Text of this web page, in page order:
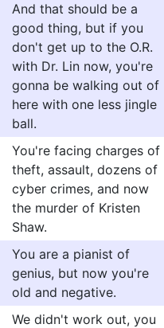
And that should be a
good thing, but if you
don't get up to the O.R.
with Dr. Lin now, you're
gonna be walking out of
here with one less jingle
ball.
You're facing charges of
theft, assault, dozens of
cyber crimes, and now
the murder of Kristen
Shaw.
You are a pianist of
genius, but now you're
old and negative.
We didn't work out, you